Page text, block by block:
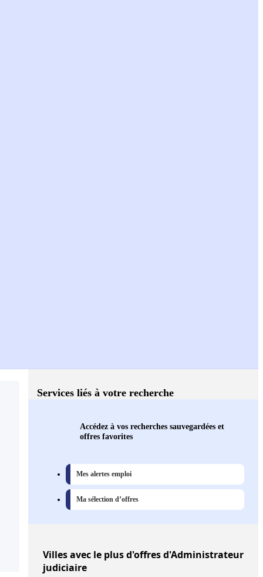
Services liés à votre recherche
Accédez à vos recherches sauvegardées et
offres favorites
Mes alertes emploi
Ma sélection d’offres
Villesavec le plus d'offres d'Administrateur
judiciaire